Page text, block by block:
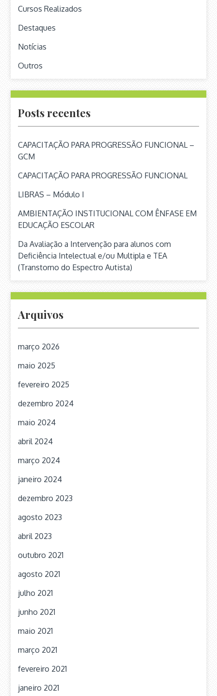
Cursos Realizados
Destaques
Notícias
Outros
Posts recentes
CAPACITAÇÃO PARA PROGRESSÃO FUNCIONAL –
GCM
CAPACITAÇÃO PARA PROGRESSÃO FUNCIONAL
LIBRAS – Módulo I
AMBIENTAÇÃO INSTITUCIONAL COM ÊNFASE EM
EDUCAÇÃO ESCOLAR
Da Avaliação a Intervenção para alunos com
Deficiência Intelectual e/ou Multipla e TEA
(Transtorno do Espectro Autista)
Arquivos
março 2026
maio 2025
fevereiro 2025
dezembro 2024
maio 2024
abril 2024
março 2024
janeiro 2024
dezembro 2023
agosto 2023
abril 2023
outubro 2021
agosto 2021
julho 2021
junho 2021
maio 2021
março 2021
fevereiro 2021
janeiro 2021